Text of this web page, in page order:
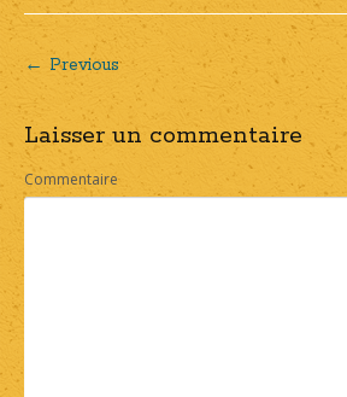
Post
navigation
← Previous
Laisser un commentaire
Commentaire